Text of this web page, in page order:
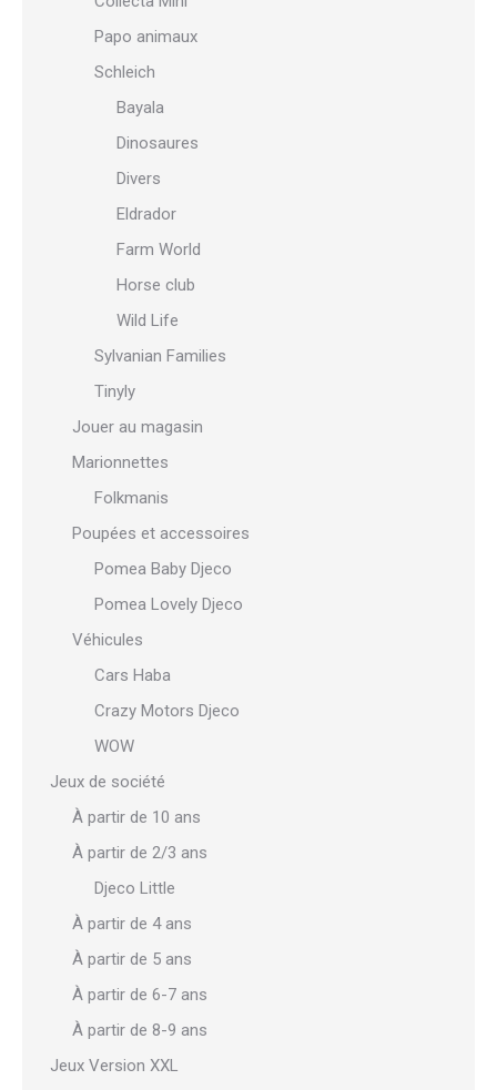
Papo animaux
Schleich
Bayala
Dinosaures
Divers
Eldrador
Farm World
Horse club
Wild Life
Sylvanian Families
Tinyly
Jouer au magasin
Marionnettes
Folkmanis
Poupées et accessoires
Pomea Baby Djeco
Pomea Lovely Djeco
Véhicules
Cars Haba
Crazy Motors Djeco
WOW
Jeux de société
À partir de 10 ans
À partir de 2/3 ans
Djeco Little
À partir de 4 ans
À partir de 5 ans
À partir de 6-7 ans
À partir de 8-9 ans
Jeux Version XXL